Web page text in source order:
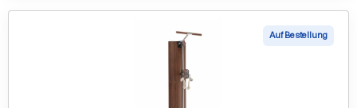
Auf Bestellung